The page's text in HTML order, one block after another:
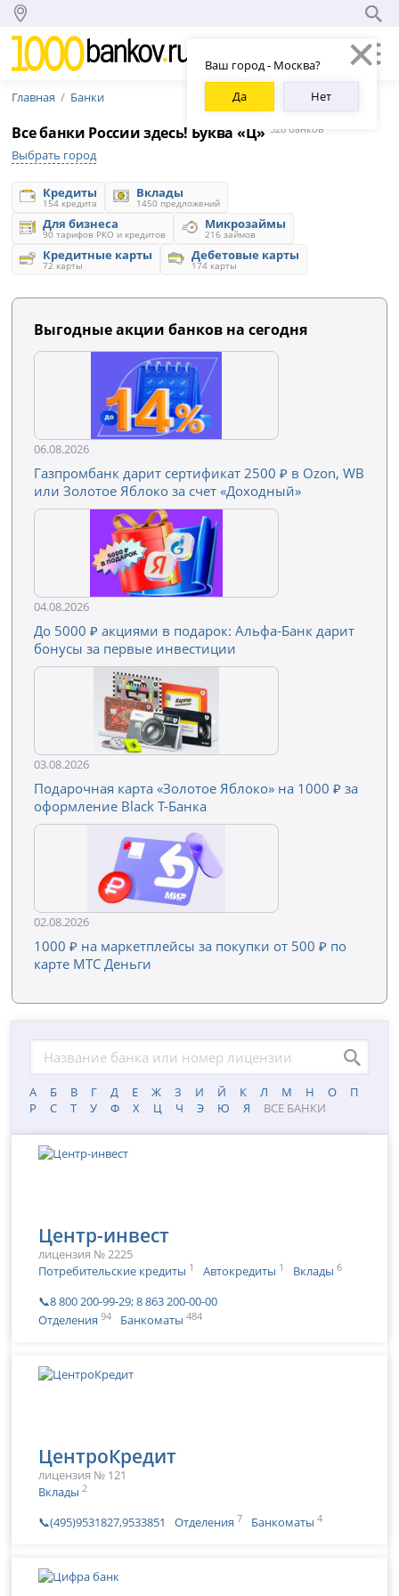
Ваш город - Москва?
Да
Нет
Главная Банки
Все банки России здесь! Буква «Ц» 328 банков
Выбрать город
Кредиты
154 кредита
Вклады
1450 предложений
Для бизнеса
90 тарифов РКО и кредитов
Микрозаймы
216 займов
Кредитные карты
72 карты
Дебетовые карты
174 карты
Выгодные акции банков на сегодня
06.08.2026
Газпромбанк дарит сертификат 2500 ₽ в Ozon, WB
или Золотое Яблоко за счет «Доходный»
04.08.2026
До 5000 ₽ акциями в подарок: Альфа-Банк дарит
бонусы за первые инвестиции
03.08.2026
Подарочная карта «Золотое Яблоко» на 1000 ₽ за
оформление Black Т-Банка
02.08.2026
1000 ₽ на маркетплейсы за покупки от 500 ₽ по
карте МТС Деньги
А Б В Г Д Е Ж З И Й К Л М Н О
П
Р
С Т У Ф Х Ц Ч Э Ю Я ВСЕ БАНКИ
Центр-инвест
лицензия № 2225
Потребительские кредиты 1 Автокредиты 1 Вклады 6
📞8 800 200-99-29; 8 863 200-00-00
Отделения 94 Банкоматы 484
ЦентроКредит
лицензия № 121
Вклады 2
📞(495)9531827,9533851 Отделения 7 Банкоматы 4